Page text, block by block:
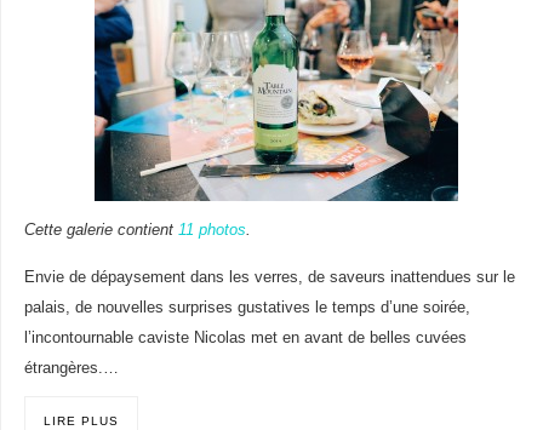
Cette galerie contient 11 photos.
Envie de dépaysement dans les verres, de saveurs inattendues sur le
palais, de nouvelles surprises gustatives le temps d’une soirée,
l’incontournable caviste Nicolas met en avant de belles cuvées
étrangères.…
LIRE PLUS